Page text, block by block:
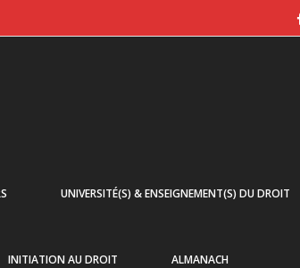
UNIVERSITÉ(S) & ENSEIGNEMENT(S) DU DROIT
INITIATION AU DROIT ALMANACH